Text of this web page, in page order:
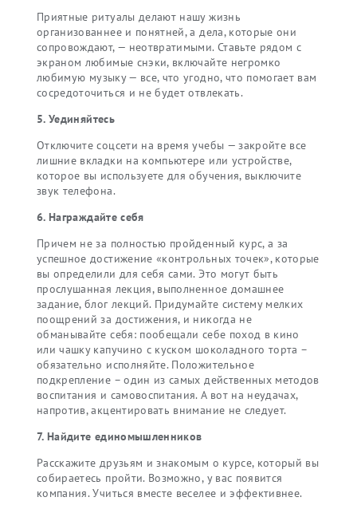
Приятные ритуалы делают нашу жизнь
организованнее и понятней, а дела, которые они
сопровождают, — неотвратимыми. Ставьте рядом с
экраном любимые снэки, включайте негромко
любимую музыку — все, что угодно, что помогает вам
сосредоточиться и не будет отвлекать.
5. Уединяйтесь
Отключите соцсети на время учебы — закройте все
лишние вкладки на компьютере или устройстве,
которое вы используете для обучения, выключите
звук телефона.
6. Награждайте себя
Причем не за полностью пройденный курс, а за
успешное достижение «контрольных точек», которые
вы определили для себя сами. Это могут быть
прослушанная лекция, выполненное домашнее
задание, блог лекций. Придумайте систему мелких
поощрений за достижения, и никогда не
обманывайте себя: пообещали себе поход в кино
или чашку капучино с куском шоколадного торта –
обязательно исполняйте. Положительное
подкрепление – один из самых действенных методов
воспитания и самовоспитания. А вот на неудачах,
напротив, акцентировать внимание не следует.
7. Найдите единомышленников
Расскажите друзьям и знакомым о курсе, который вы
собираетесь пройти. Возможно, у вас появится
компания. Учиться вместе веселее и эффективнее.